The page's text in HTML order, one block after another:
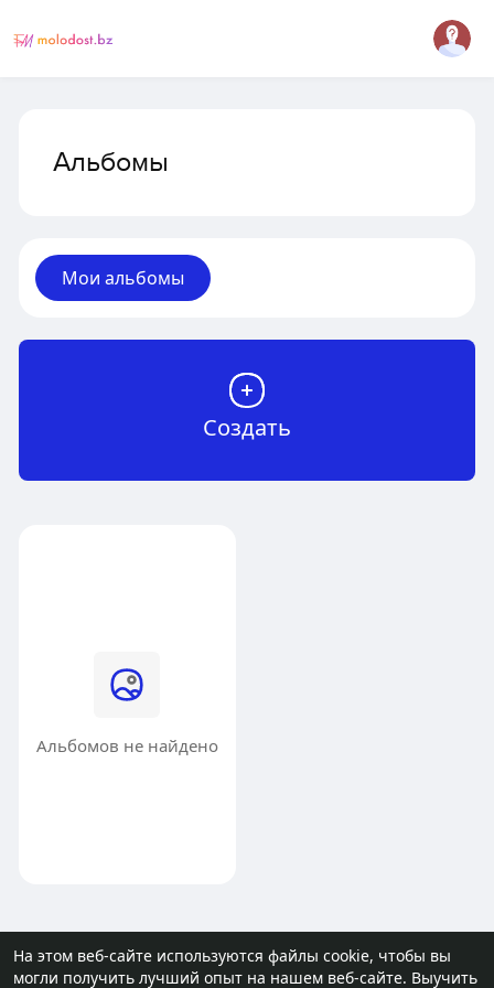
На этом веб-сайте используются файлы cookie, чтобы вы
могли получить лучший опыт на нашем веб-сайте. Выучить
Альбомы
Мои альбомы
Создать
Альбомов не найдено
© 2026 molodost.bz